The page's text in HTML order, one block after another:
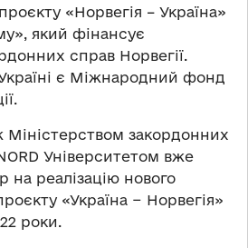
«Норвегія – Україна»
який фінансує
справ Норвегії.
є Міжнародний фонд
закордонних
Університетом вже
на реалізацію нового
«Україна − Норвегія»
роки.